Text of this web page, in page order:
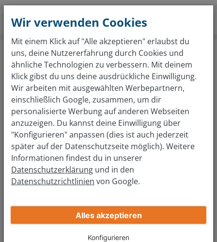
wirkaufendeinauto.de Standorte Buchholz
Kostenlose Fahrzeugbewertung in nur 2
Schritten
Von welcher Marke ist dein Auto?
Welches Modell?
In welchem Jahr wurde es zugelassen?
Wir verwenden Cookies
Mit einem Klick auf "Alle akzeptieren" erlaubst du
uns, deine Nutzererfahrung durch Cookies und
ähnliche Technologien zu verbessern. Mit deinem
Klick gibst du uns deine ausdrückliche Einwilligung.
Wir arbeiten mit ausgewählten Werbepartnern,
einschließlich Google, zusammen, um dir
personalisierte Werbung auf anderen Webseiten
anzuzeigen. Du kannst deine Einwilligung über
"Konfigurieren" anpassen (dies ist auch jederzeit
später auf der Datenschutzseite möglich). Weitere
Informationen findest du in unserer
Datenschutzerklärung und in den
Datenschutzrichtlinien von Google.
Alles akzeptieren
Konfigurieren